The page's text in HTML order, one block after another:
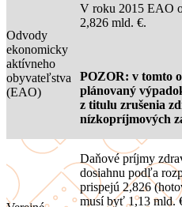
Odvody
ekonomicky
aktívneho
obyvateľstva
(EAO)
V roku 2015 EAO
2,826 mld. €.
POZOR: v tomto
plánovaný
z titulu zrušenia
nízkopríjmových
Daňové príjmy
dosiahnu podľa
prispejú 2,826
musí byť 1,13 mld.